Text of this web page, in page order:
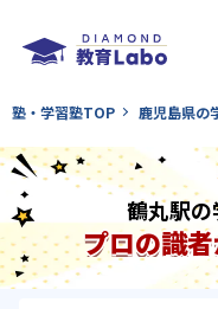
塾・学習塾TOP 鹿児島県の
鶴丸駅
プロの識